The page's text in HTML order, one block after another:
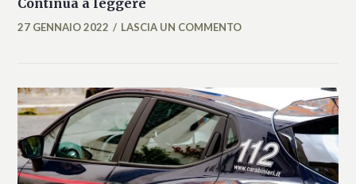
MARIANNA
27 GENNAIO 2022 LASCIA UN COMMENTO